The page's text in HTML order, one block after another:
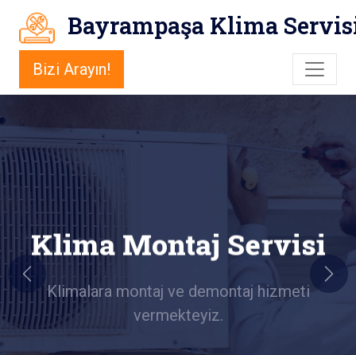
Bayrampaşa Klima
Bizi Arayın!
Klima Montaj Servisi
Klimalara montaj ve demontaj hizmeti
vermekteyiz.
Previous Next